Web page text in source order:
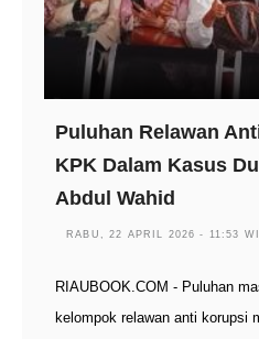
Puluhan Relawan
KPK Dalam Kasus
Abdul Wahid
RABU, 22 APRIL 2026 - 11:53
RIAUBOOK.COM - Puluhan
kelompok relawan anti korupsi